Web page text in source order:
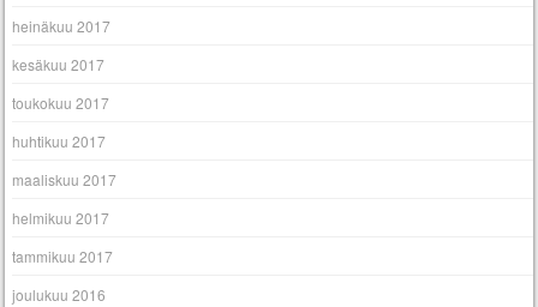
heinäkuu 2017
kesäkuu 2017
toukokuu 2017
huhtikuu 2017
maaliskuu 2017
helmikuu 2017
tammikuu 2017
joulukuu 2016